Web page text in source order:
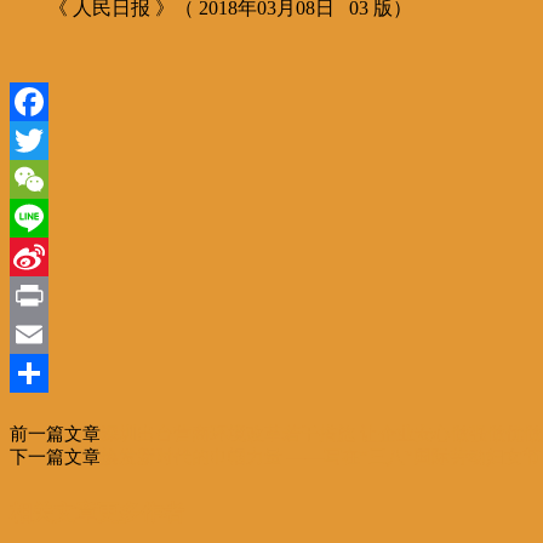
《 人民日报 》（ 2018年03月08日 03 版）
Facebook
Twitter
WeChat
Line
Sina
Weibo
Print
Email
享
前一篇文章
下一篇文章